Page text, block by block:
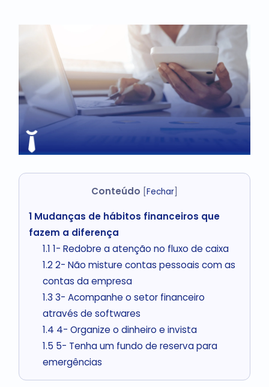
Conteúdo [Fechar]
1Mudanças de hábitos financeiros que
fazem a diferença
1.1 1- Redobre a atenção no fluxo de caixa
1.22- Não misture contas pessoais com as
contas da empresa
1.3 3- Acompanhe o setor financeiro
através de softwares
1.4 4- Organize o dinheiro e invista
1.5 5- Tenha um fundo de reserva para
emergências